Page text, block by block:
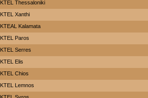
KTEL Thessaloniki
KTEL Xanthi
KTEAL Kalamata
KTEL Paros
KTEL Serres
KTEL Elis
KTEL Chios
KTEL Lemnos